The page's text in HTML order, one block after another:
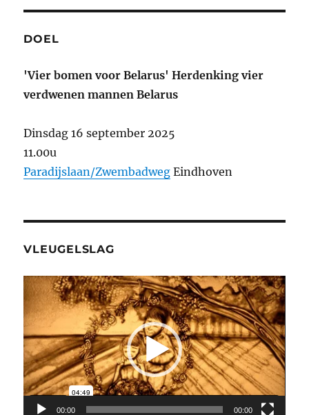
NA
PAGI
DOEL
'Vier bomen voor Belarus' Herdenking vier
verdwenen mannen Belarus
Dinsdag 16 september 2025
11.00u
Paradijslaan/Zwembadweg Eindhoven
VLEUGELSLAG
Videospeler
00:00 00:00